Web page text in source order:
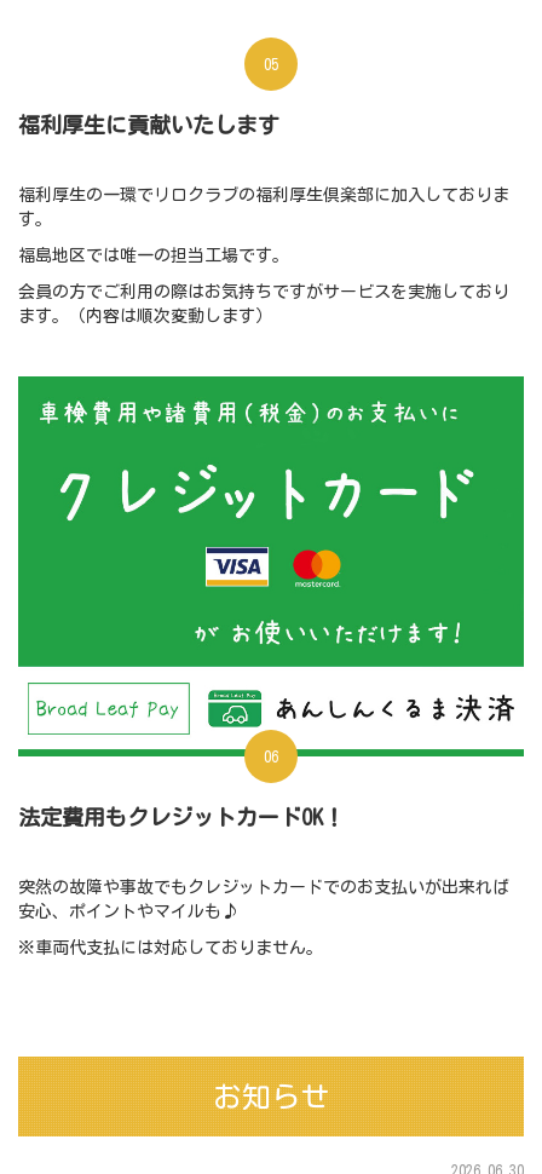
05
福利厚生に貢献いたします
福利厚生の一環でリロクラブの福利厚生倶楽部に加入しておりま
す。
福島地区では唯一の担当工場です。
会員の方でご利用の際はお気持ちですがサービスを実施しており
ます。（内容は順次変動します）
06
法定費用もクレジットカードOK！
突然の故障や事故でもクレジットカードでのお支払いが出来れば
安心、ポイントやマイルも♪
※車両代支払には対応しておりません。
お知らせ
2026.06.30